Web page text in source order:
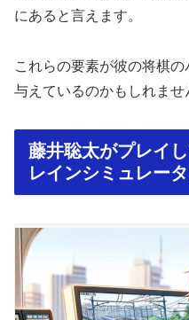
にあると言えます。
これらの要素が彼の将棋
与えているのかもしれませ
藤井聡太がプレイ
レインシミュレー